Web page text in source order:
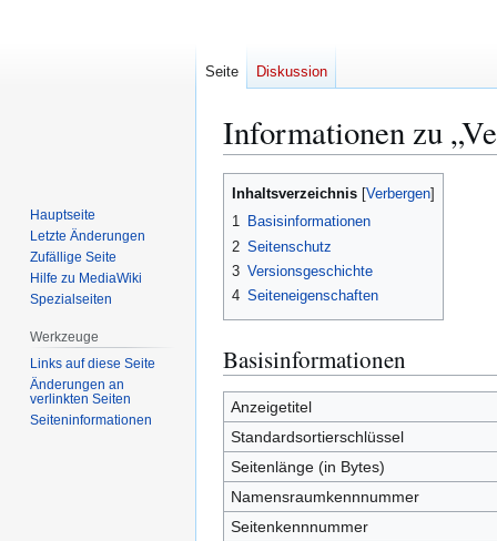
Informationen zu
Zur
Zur
Inhaltsverzeichnis
1 Basisinformationen
2 Seitenschutz
3 Versionsgeschichte
4 Seiteneigenschaften
Basisinformationen
Anzeigetitel
Standardsortierschlüssel
Seitenlänge (in Bytes)
Namensraumkennnummer
Seitenkennnummer
Seite Diskussion
Hauptseite
Letzte Änderungen
Zufällige Seite
Hilfe zu MediaWiki
Spezialseiten
Werkzeuge
Links auf diese Seite
Änderungen an
verlinkten Seiten
Seiten­­informationen